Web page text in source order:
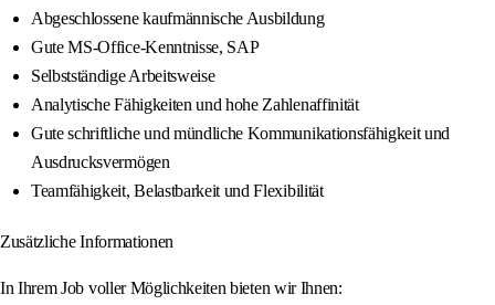
Abgeschlossene kaufmännische Ausbildung
Gute MS-Office-Kenntnisse, SAP
Selbstständige Arbeitsweise
Analytische Fähigkeiten und hohe Zahlenaffinität
Gute schriftliche und mündliche Kommunikationsfähigkeit und
Ausdrucksvermögen
Teamfähigkeit, Belastbarkeit und Flexibilität
Zusätzliche Informationen
In Ihrem Job voller Möglichkeiten bieten wir Ihnen: